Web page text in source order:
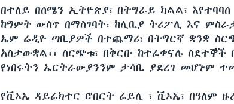
በተለይ በሰሜን ኢትዮጵያ፣ በትግራይ ክልል፣
ከግምት ውስጥ በማስገባት፣ ከሊቢያ ትሪፖሊ እና
ኤም ሬዲዮ ጣቢያዎች በተጨማሪ፣ በትግርኛ ቋንቋ
አስታውቋል፡፡ ስርጭቱ፣ በቅርቡ ከተፈቀናሉ
የነበሩትን ኤርትራውያንንም ታሳቢ ያደረገ መሆኑም
የቪኦኤ ዳይሬክተር ሮበርት ሬይሊ ፣ ቪኦኤ፣ በዓለም